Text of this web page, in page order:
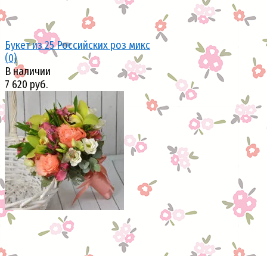
избранное сравнить
Букет из 25 Российских роз микс
(0)
В наличии
7 620 руб.